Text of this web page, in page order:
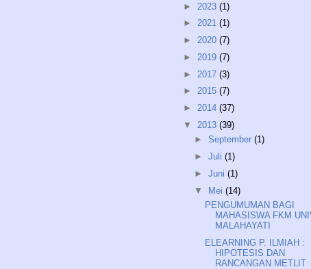
► 2023 (1)
► 2021 (1)
► 2020 (7)
► 2019 (7)
► 2017 (3)
► 2015 (7)
► 2014 (37)
▼ 2013 (39)
► September (1)
► Juli (1)
► Juni (1)
▼ Mei (14)
PENGUMUMAN BAGI
MAHASISWA FKM
MALAHAYATI
ELEARNING P. ILMIAH :
HIPOTESIS DAN
RANCANGAN METLIT